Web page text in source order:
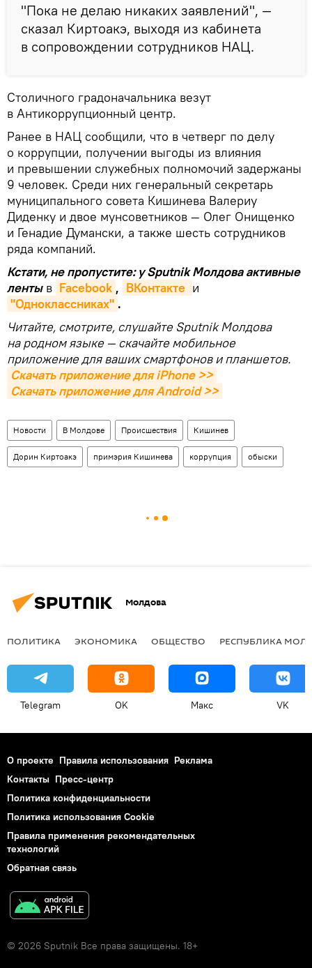
"Пока не делаю никаких заявлений", —
сказал Киртоакэ, выходя из кабинета
в сопровождении сотрудников НАЦ.
Столичного градоначальника везут
в Антикоррупционный центр.
Ранее в НАЦ сообщили, что в четверг по делу
о коррупции, получении выгоды из влияния
и превышении служебных полномочий задержаны
9 человек. Среди них генеральный секретарь
муниципального совета Кишинева Валериу
Диденку и двое мунсоветников — Олег Онищенко
и Генадие Думански, а также шесть сотрудников
ряда компаний.
Кстати, не пропустите: у Sputnik Молдова активные
ленты в Facebook , ВКонтакте и
"Одноклассниках" .
Читайте, смотрите, слушайте Sputnik Молдова
на родном языке — скачайте мобильное
приложение для ваших смартфонов и планшетов.
Скачать приложение для iPhone >>
Скачать приложение для Android >>
Новости В Молдове Происшествия Кишинев
Дорин Киртоакэ примэрия Кишинева коррупция обыски
Молдова
ПОЛИТИКА ЭКОНОМИКА ОБЩЕСТВО РЕСПУБЛИКА
Telegram OK Макс VK
О проекте Правила использования Реклама
Контакты Пресс-центр
Политика конфиденциальности
Политика использования Cookie
Правила применения рекомендательных
технологий
Обратная связь
© 2026 Sputnik Все права защищены. 18+